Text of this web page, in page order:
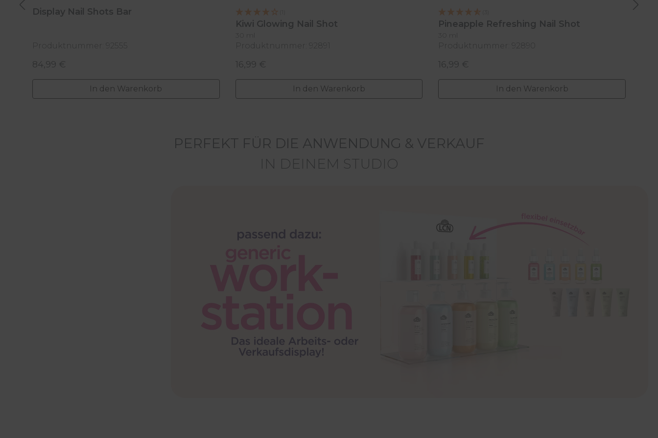
Display Nail Shots Bar
Produktnummer: 92555
Regulärer Preis:
84,99 €
In den Warenkorb
Kiwi Glowing Nail Shot
30 ml
Produktnummer: 92891
Regulärer Preis:
16,99 €
In den Warenkorb
Pineapple Refreshing Nail Shot
30 ml
Produktnummer: 92890
Regulärer Preis:
16,99 €
In den Warenkorb
PERFEKT FÜR DIE ANWENDUNG & VERKAUF
IN DEINEM STUDIO